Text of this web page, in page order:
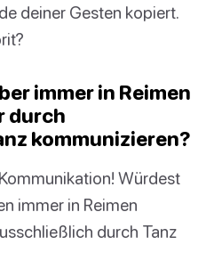
deiner Gesten kopiert.
immer in Reimen
durch
kommunizieren?
Würdest
immer in Reimen
durch Tanz